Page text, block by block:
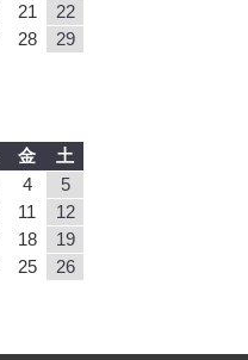
21
22
28
29
金
土
4
5
11
12
18
19
25
26